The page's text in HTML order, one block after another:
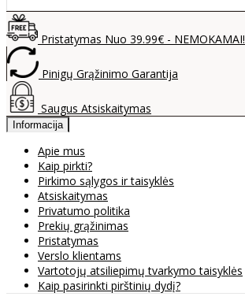
Pristatymas Nuo 39.99€ - NEMOKAMAI!
Pinigų Grąžinimo Garantija
Saugus Atsiskaitymas
Informacija
Apie mus
Kaip pirkti?
Pirkimo sąlygos ir taisyklės
Atsiskaitymas
Privatumo politika
Prekių grąžinimas
Pristatymas
Verslo klientams
Vartotojų atsiliepimų tvarkymo taisyklės
Kaip pasirinkti pirštinių dydį?